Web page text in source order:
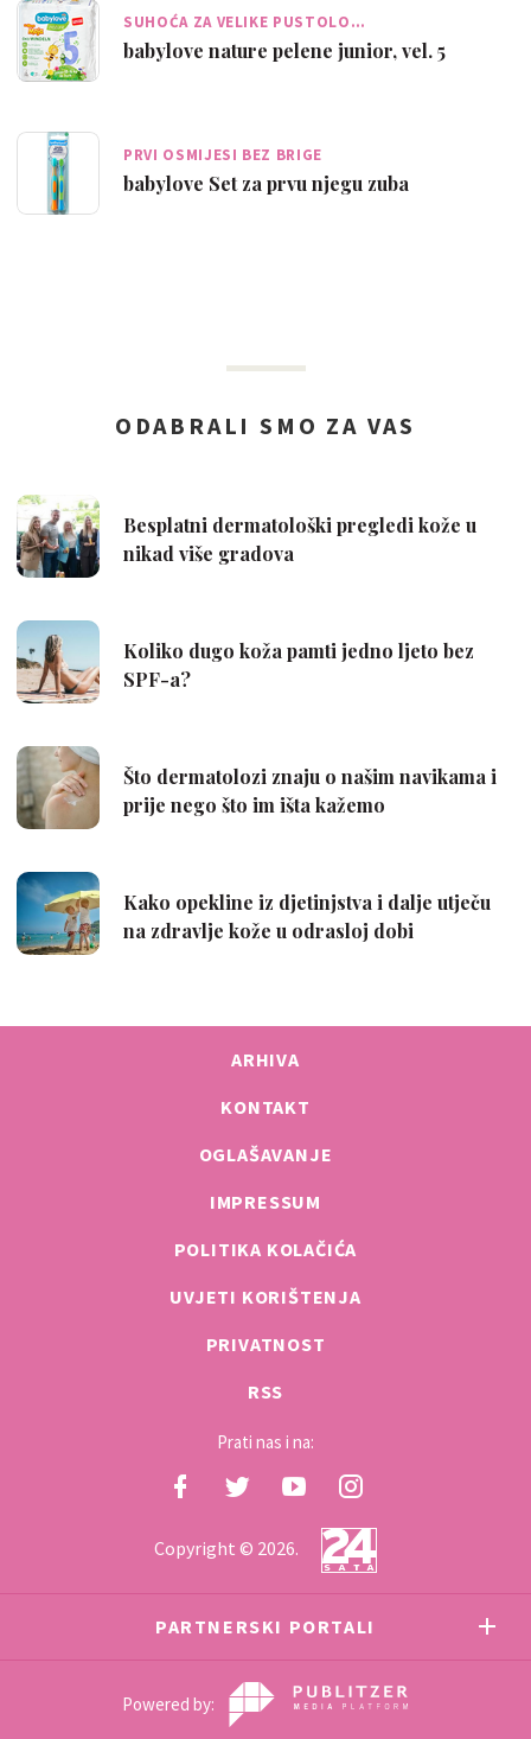
SUHOĆA ZA VELIKE PUSTOLO…
babylove nature pelene junior, vel. 5
PRVI OSMIJESI BEZ BRIGE
babylove Set za prvu njegu zuba
ARHIVA
KONTAKT
OGLAŠAVANJE
IMPRESSUM
POLITIKA KOLAČIĆA
UVJETI KORIŠTENJA
PRIVATNOST
RSS
Prati nas i na:
Copyright © 2026.
PARTNERSKI PORTALI
Powered by: